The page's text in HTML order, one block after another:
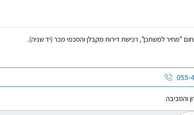
"מחיר למשתכן", רכישת דירות מקבלן והסכמי מכר (יד שניה).
055-
והסביבה